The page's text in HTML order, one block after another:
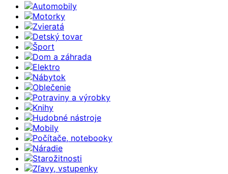
Automobily
Motorky
Zvieratá
Detský tovar
Šport
Dom a záhrada
Elektro
Nábytok
Oblečenie
Potraviny a výrobky
Knihy
Hudobné nástroje
Mobily
Počítače, notebooky
Náradie
Starožitnosti
Zľavy, vstupenky